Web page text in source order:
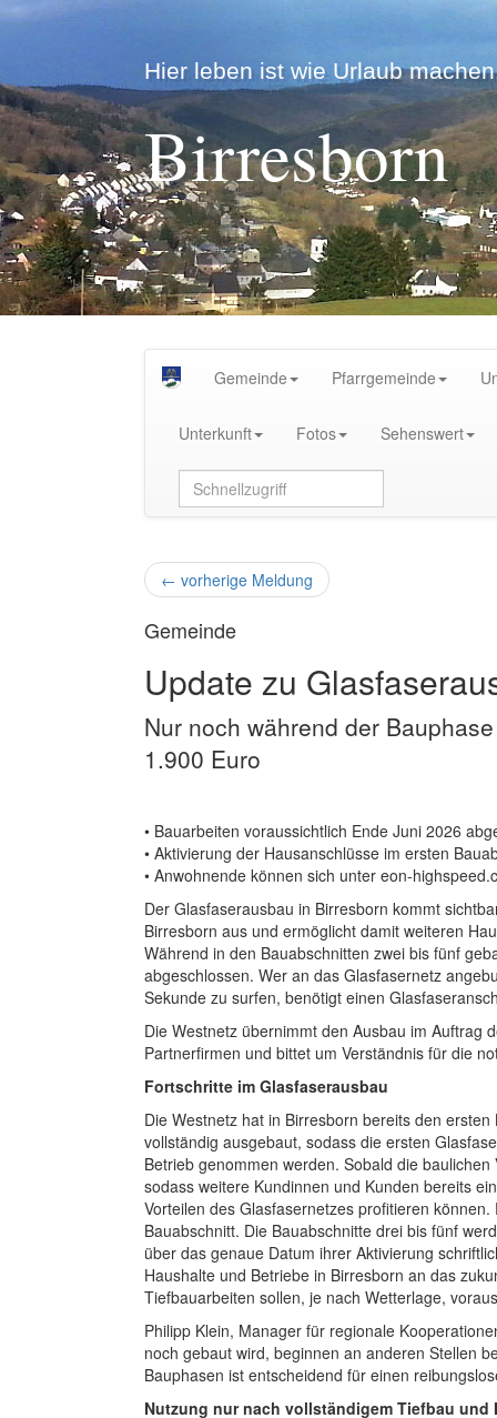
Hier leben ist wie Urlaub
Birresborn
Gemeinde Pfarrgemeinde
Unterkunft Fotos Sehenswert
← vorherige Meldung
Gemeinde
Update zu
Nur noch während der
1.900 Euro
• Bauarbeiten voraussichtlich Ende Juni 2026
• Aktivierung der Hausanschlüsse im ersten
• Anwohnende können sich unter eon-
Der Glasfaserausbau in Birresborn kommt
Birresborn aus und ermöglicht damit weiteren
Während in den Bauabschnitten zwei bis fünf
abgeschlossen. Wer an das Glasfasernetz
Sekunde zu surfen, benötigt einen
Die Westnetz übernimmt den Ausbau im Auftrag
Partnerfirmen und bittet um Verständnis für die
Fortschritte im Glasfaserausbau
Die Westnetz hat in Birresborn bereits den
vollständig ausgebaut, sodass die ersten
Betrieb genommen werden. Sobald die
sodass weitere Kundinnen und Kunden bereits
Vorteilen des Glasfasernetzes profitieren
Bauabschnitt. Die Bauabschnitte drei bis fünf
über das genaue Datum ihrer Aktivierung
Haushalte und Betriebe in Birresborn an das
Tiefbauarbeiten sollen, je nach Wetterlage,
Philipp Klein, Manager für regionale
noch gebaut wird, beginnen an anderen Stellen
Bauphasen ist entscheidend für einen
Nutzung nur nach vollständigem Tiefbau und